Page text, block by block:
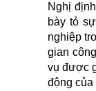
Nghị
bày tỏ
nghiệp
gian
vụ được
động